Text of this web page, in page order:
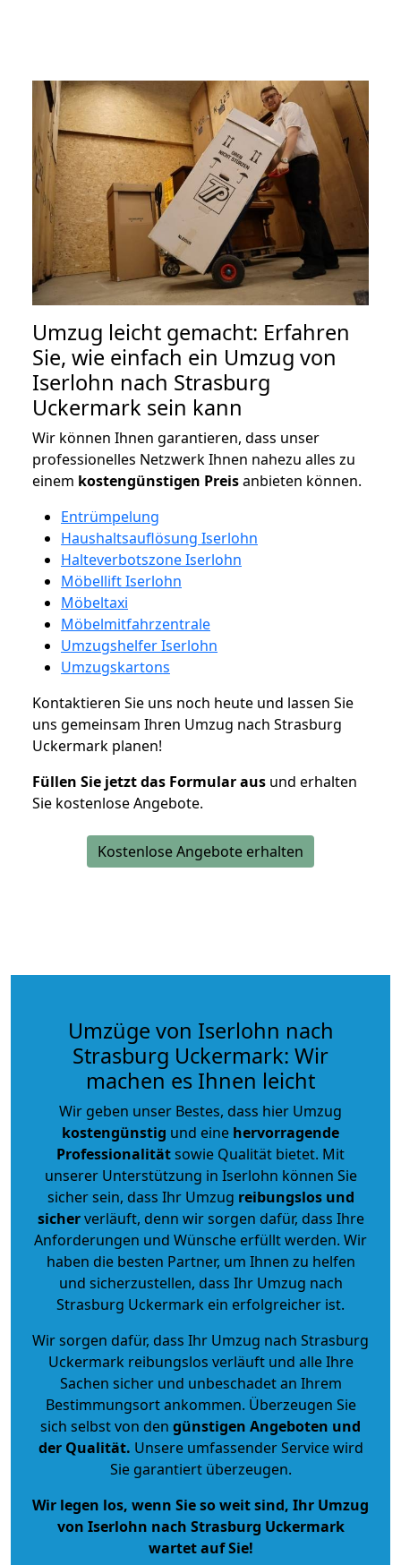
Umzug leicht gemacht: Erfahren
Sie, wie einfach ein Umzug von
Iserlohn nach Strasburg
Uckermark sein kann
Wir können Ihnen garantieren, dass unser
professionelles Netzwerk Ihnen nahezu alles zu
einem kostengünstigen Preisanbieten können.
Entrümpelung
Haushaltsauflösung Iserlohn
Halteverbotszone Iserlohn
Möbellift Iserlohn
Möbeltaxi
Möbelmitfahrzentrale
Umzugshelfer Iserlohn
Umzugskartons
Kontaktieren Sie uns noch heute und lassen Sie
uns gemeinsam Ihren Umzug nach Strasburg
Uckermark planen!
Füllen Sie jetzt das Formular aus und erhalten
Sie kostenlose Angebote.
Kostenlose Angebote erhalten
Umzüge von Iserlohn nach
Strasburg Uckermark: Wir
machen es Ihnen leicht
Wir geben unser Bestes, dass hier Umzug
kostengünstig und eine hervorragende
Professionalitätsowie Qualität bietet. Mit
unserer Unterstützung in Iserlohn können Sie
sicher sein, dass Ihr Umzug reibungslos und
sicherverläuft, denn wir sorgen dafür, dass Ihre
Anforderungen und Wünsche erfüllt werden. Wir
haben die besten Partner, um Ihnen zu helfen
und sicherzustellen, dass Ihr Umzug nach
Strasburg Uckermark ein erfolgreicher ist.
Wir sorgen dafür, dass Ihr Umzug nach Strasburg
Uckermark reibungslos verläuft und alle Ihre
Sachen sicher und unbeschadet an Ihrem
Bestimmungsort ankommen. Überzeugen Sie
sich selbst von den günstigen Angeboten und
der Qualität. Unsere umfassender Service wird
Sie garantiert überzeugen.
Wir legen los, wenn Sie so weit sind, Ihr Umzug
von Iserlohn nach Strasburg Uckermark
wartet auf Sie!